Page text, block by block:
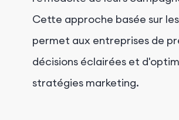
Cette approche basée sur
permet aux entreprises de
décisions éclairées et
stratégies marketing.